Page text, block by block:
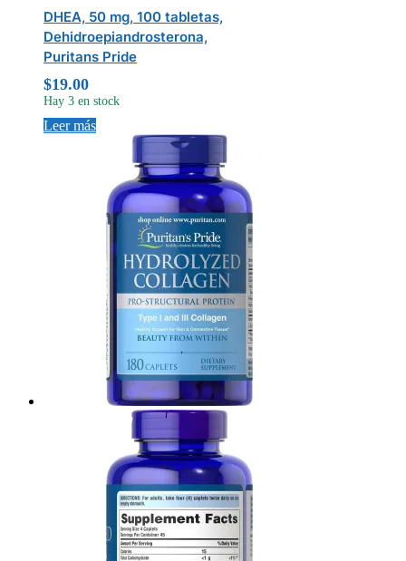
DHEA, 50 mg, 100 tabletas,
Dehidroepiandrosterona,
Puritans Pride
$19.00
Hay 3 en stock
Leer más